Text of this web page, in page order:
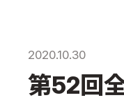
2020.10.30
第52回